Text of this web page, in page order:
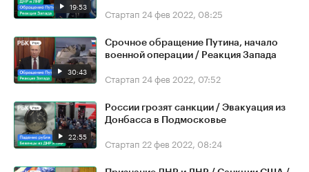
19:53 Стартап 24 фев 2022, 08:25
30:43
Срочное обращение Путина, начало
военной операции / Реакция Запада
Стартап 24 фев 2022, 07:52
22:55
России грозят санкции / Эвакуация из
Донбасса в Подмосковье
Стартап 22 фев 2022, 08:24